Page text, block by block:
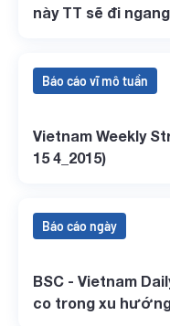
này TT sẽ đi
Báo cáo vĩ mô tuần
Vietnam Weekly
15 4_2015)
Báo cáo ngày
BSC - Vietnam
co trong xu